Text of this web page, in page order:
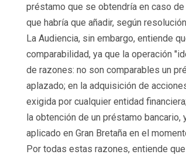
préstamo que se obtendría en caso
que habría que añadir, según
La Audiencia, sin embargo, entiende
comparabilidad, ya que la operación
de razones: no son comparables un
aplazado; en la adquisición de
exigida por cualquier entidad
la obtención de un préstamo
aplicado en Gran Bretaña en el
Por todas estas razones, entiende